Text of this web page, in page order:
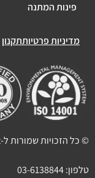
פינות המתנה
מדיניות פרטיותתקנון
© כל הזכויות שמורות ל-2sit בע"מ
טלפון:03-6138844